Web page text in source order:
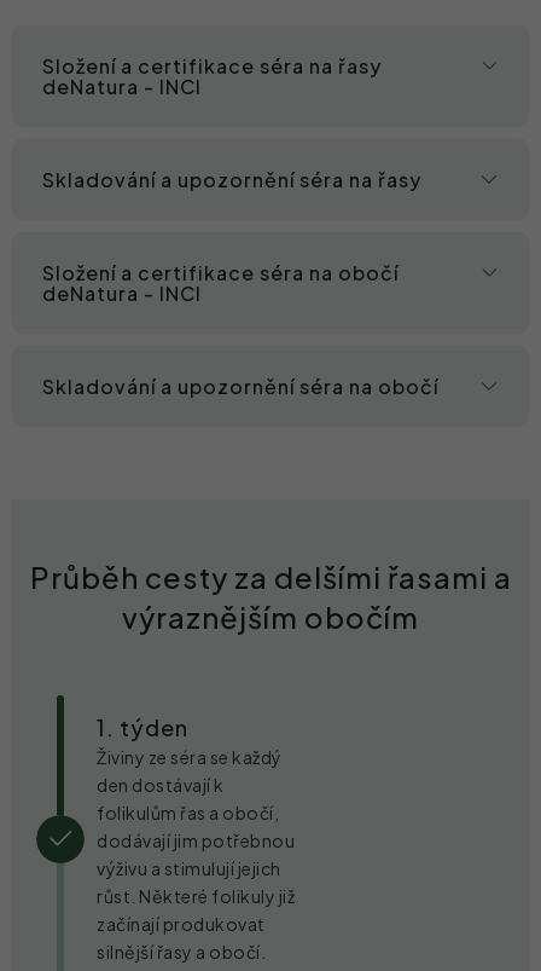
Složení a certifikace séra na řasy
deNatura - INCI
Skladování a upozornění séra na řasy
Složení a certifikace séra na obočí
deNatura - INCI
Skladování a upozornění séra na obočí
Průběh cesty za delšími řasami a
výraznějším obočím
1. týden
Živiny ze séra se každý
den dostávají k
folikulům řas a obočí,
dodávají jim potřebnou
výživu a stimulují jejich
růst. Některé folikuly již
začínají produkovat
silnější řasy a obočí.